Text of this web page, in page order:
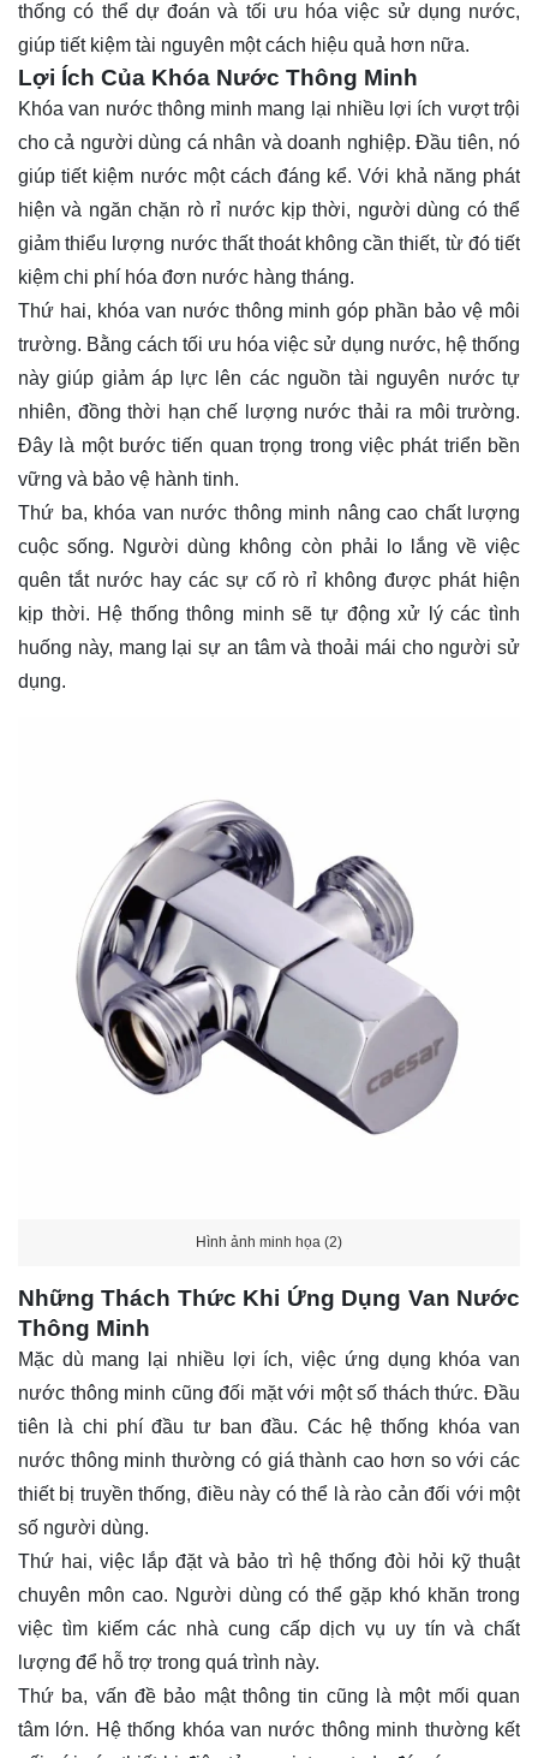
thống có thể dự đoán và tối ưu hóa việc sử dụng nước,
giúp tiết kiệm tài nguyên một cách hiệu quả hơn nữa.
Lợi Ích Của Khóa Nước Thông Minh
Khóa van nước thông minh mang lại nhiều lợi ích vượt trội
cho cả người dùng cá nhân và doanh nghiệp. Đầu tiên, nó
giúp tiết kiệm nước một cách đáng kể. Với khả năng phát
hiện và ngăn chặn rò rỉ nước kịp thời, người dùng có thể
giảm thiểu lượng nước thất thoát không cần thiết, từ đó tiết
kiệm chi phí hóa đơn nước hàng tháng.
Thứ hai, khóa van nước thông minh góp phần bảo vệ môi
trường. Bằng cách tối ưu hóa việc sử dụng nước, hệ thống
này giúp giảm áp lực lên các nguồn tài nguyên nước tự
nhiên, đồng thời hạn chế lượng nước thải ra môi trường.
Đây là một bước tiến quan trọng trong việc phát triển bền
vững và bảo vệ hành tinh.
Thứ ba, khóa van nước thông minh nâng cao chất lượng
cuộc sống. Người dùng không còn phải lo lắng về việc
quên tắt nước hay các sự cố rò rỉ không được phát hiện
kịp thời. Hệ thống thông minh sẽ tự động xử lý các tình
huống này, mang lại sự an tâm và thoải mái cho người sử
dụng.
Hình ảnh minh họa (2)
Những Thách Thức Khi Ứng Dụng Van Nước
Thông Minh
Mặc dù mang lại nhiều lợi ích, việc ứng dụng khóa van
nước thông minh cũng đối mặt với một số thách thức. Đầu
tiên là chi phí đầu tư ban đầu. Các hệ thống khóa van
nước thông minh thường có giá thành cao hơn so với các
thiết bị truyền thống, điều này có thể là rào cản đối với một
số người dùng.
Thứ hai, việc lắp đặt và bảo trì hệ thống đòi hỏi kỹ thuật
chuyên môn cao. Người dùng có thể gặp khó khăn trong
việc tìm kiếm các nhà cung cấp dịch vụ uy tín và chất
lượng để hỗ trợ trong quá trình này.
Thứ ba, vấn đề bảo mật thông tin cũng là một mối quan
tâm lớn. Hệ thống khóa van nước thông minh thường kết